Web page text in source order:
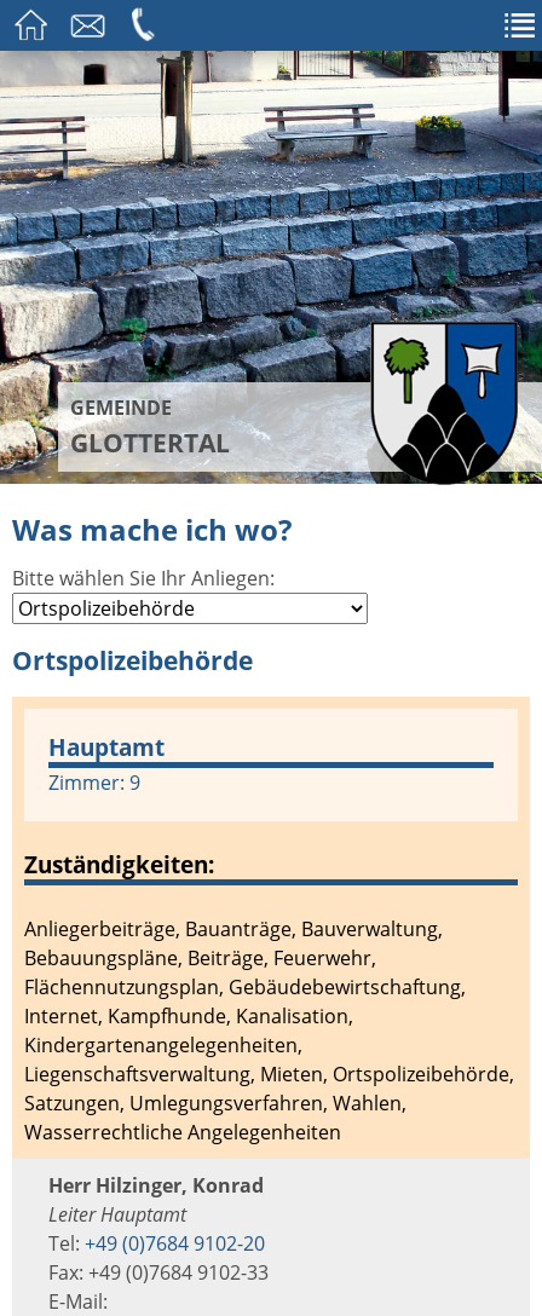
GEMEINDE
GLOTTERTAL
Was mache ich wo?
Bitte wählen Sie Ihr Anliegen:
Ortspolizeibehörde
Hauptamt
Zimmer: 9
Zuständigkeiten:
Anliegerbeiträge, Bauanträge, Bauverwaltung,
Bebauungspläne, Beiträge, Feuerwehr,
Flächennutzungsplan, Gebäudebewirtschaftung,
Internet, Kampfhunde, Kanalisation,
Kindergartenangelegenheiten,
Liegenschaftsverwaltung, Mieten, Ortspolizeibehörde,
Satzungen, Umlegungsverfahren, Wahlen,
Wasserrechtliche Angelegenheiten
Herr Hilzinger, Konrad
Leiter Hauptamt
Tel: +49 (0)7684 9102-20
Fax: +49 (0)7684 9102-33
E-Mail: